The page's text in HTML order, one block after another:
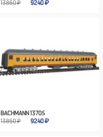
13860 ₽ 9240
BACHMANN 13705
13860 ₽
9240